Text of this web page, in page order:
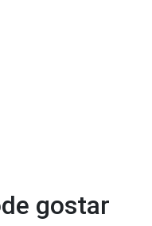
gostar